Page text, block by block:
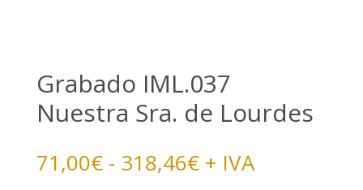
Grabado IML.037
Nuestra Sra. de Lourdes
71,00€ - 318,46€Rango
+ IVA